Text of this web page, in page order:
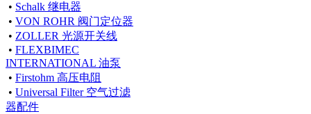
• Schalk 继电器
• VON ROHR 阀门定位器
• ZOLLER 光源开关线
• FLEXBIMEC
INTERNATIONAL 油泵
• Firstohm 高压电阻
• Universal Filter 空气过滤
器配件